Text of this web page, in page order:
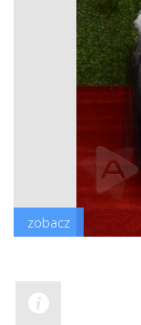
zobacz